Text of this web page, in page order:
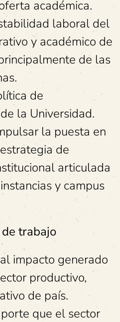
académica.
laboral del
y académico de
de las
de
la Universidad.
la puesta en
de
articulada
y campus
trabajo
impacto generado
productivo,
de país.
que el sector